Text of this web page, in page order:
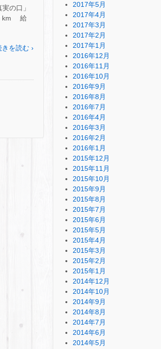
の口」
km 給
きを読む ›
2017年5月
2017年4月
2017年3月
2017年2月
2017年1月
2016年12月
2016年11月
2016年10月
2016年9月
2016年8月
2016年7月
2016年4月
2016年3月
2016年2月
2016年1月
2015年12月
2015年11月
2015年10月
2015年9月
2015年8月
2015年7月
2015年6月
2015年5月
2015年4月
2015年3月
2015年2月
2015年1月
2014年12月
2014年10月
2014年9月
2014年8月
2014年7月
2014年6月
2014年5月